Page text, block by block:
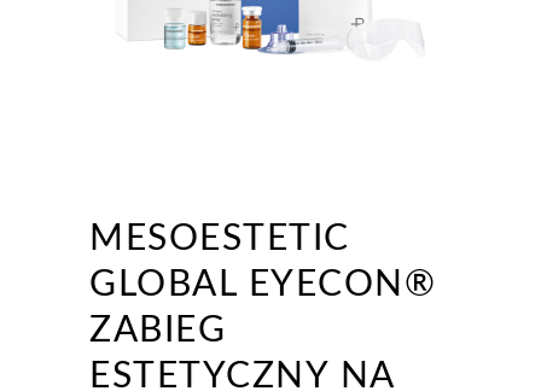
MESOESTETIC
GLOBAL EYECON®
ZABIEG
ESTETYCZNY NA